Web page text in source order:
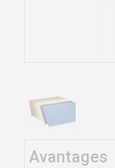
Avantages